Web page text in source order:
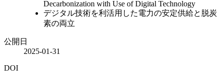
Decarbonization with Use of Digital Technology
デジタル技術を利活用した電力の安定供給と脱炭
素の両立
公開日
2025-01-31
DOI